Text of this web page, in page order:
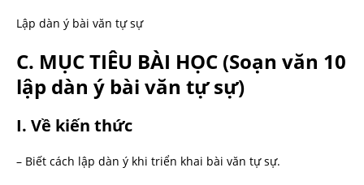
Lập dàn ý bài văn tự sự
C. MỤC TIÊU BÀI HỌC (Soạn văn 10
lập dàn ý bài văn tự sự)
I. Về kiến thức
– Biết cách lập dàn ý khi triển khai bài văn tự sự.